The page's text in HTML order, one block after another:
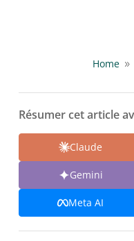
Home 9
Résumer cet article
Claude
Gemini
Meta AI